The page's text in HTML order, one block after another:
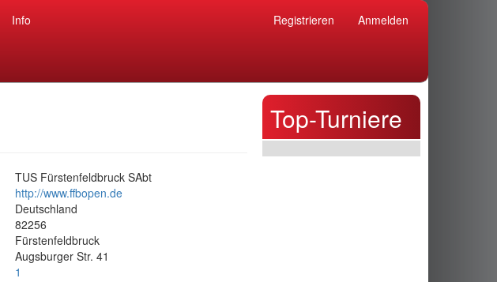
Info Registrieren Anmelden
Top-Turniere
TUS Fürstenfeldbruck SAbt
http://www.ffbopen.de
Deutschland
82256
Fürstenfeldbruck
Augsburger Str. 41
1